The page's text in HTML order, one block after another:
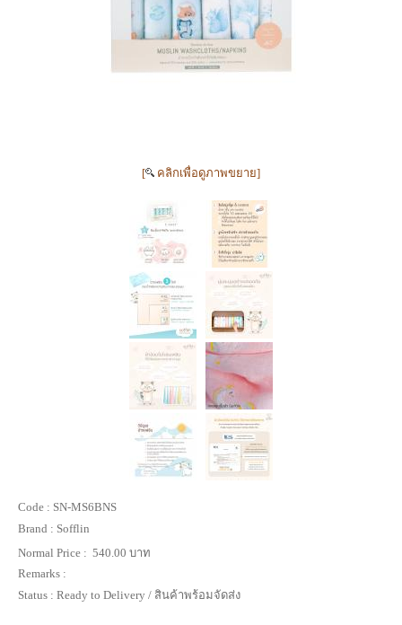
[ คลิกเพื่อดูภาพขยาย]
Code : SN-MS6BNS
Brand : Sofflin
Normal Price : 540.00 บาท
Remarks :
Status : Ready to Delivery / สินค้าพร้อมจัดส่ง